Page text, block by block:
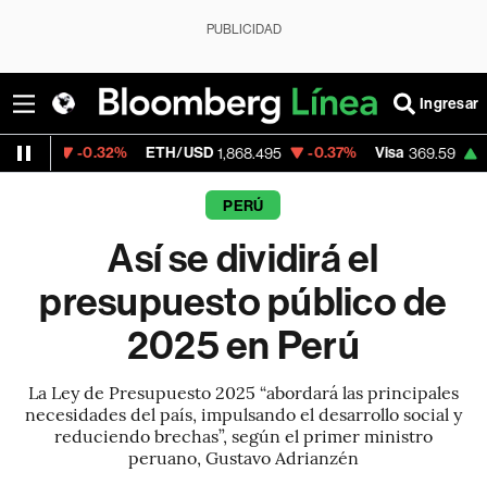
PUBLICIDAD
Ingresar
ETH/USD 1,868.495 -0.37% Visa 369.59 +1.07%
PERÚ
Así se dividirá el
presupuesto público de
2025 en Perú
La Ley de Presupuesto 2025 “abordará las principales
necesidades del país, impulsando el desarrollo social y
reduciendo brechas”, según el primer ministro
peruano, Gustavo Adrianzén